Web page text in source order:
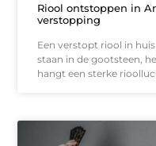
Riool ontstoppen in
verstopping
Een verstopt riool in
staan in de gootsteen,
hangt een sterke